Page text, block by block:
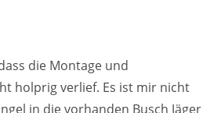
die Montage und
holprig verlief. Es ist mir nicht
in die vorhanden Busch Jäger